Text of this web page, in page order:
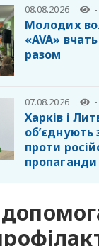
08.08.2026 -
Молодих
«AVA»
разом
07.08.2026 -
Харків і
об’єднують
проти
пропаганди